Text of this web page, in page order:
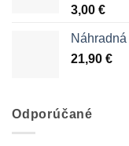
3,00 €
21,90 €
Odporúčané